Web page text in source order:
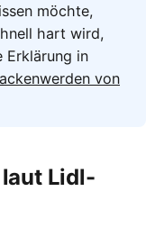
möchte,
hart wird,
Erklärung in
von
laut Lidl-